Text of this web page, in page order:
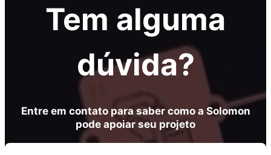
Tem alguma
dúvida?
Entre em contato para saber como a Solomon
pode apoiar seu projeto